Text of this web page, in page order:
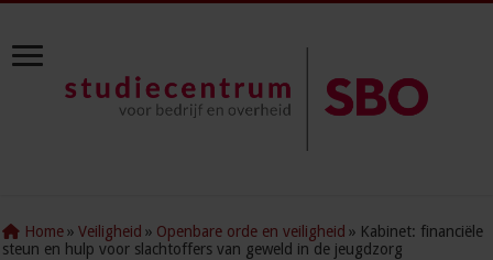
Home » Veiligheid » Openbare orde en veiligheid » Kabinet: financiële
steun en hulp voor slachtoffers van geweld in de jeugdzorg